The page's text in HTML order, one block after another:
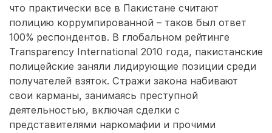
что практически все в Пакистане считают
полицию коррумпированной – таков был ответ
100% респондентов. В глобальном рейтинге
Transparency International 2010 года, пакистанские
полицейские заняли лидирующие позиции среди
получателей взяток. Стражи закона набивают
свои карманы, занимаясь преступной
деятельностью, включая сделки с
представителями наркомафии и прочими